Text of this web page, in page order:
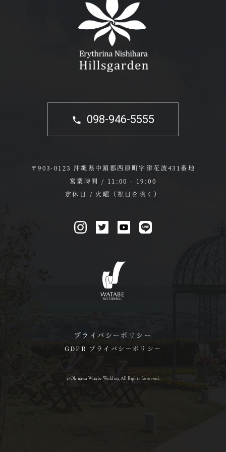
098-946-5555
〒903-0123 沖縄県中頭郡西原町字津花波431番地
営業時間 / 11:00 - 19:00
定休日 / 火曜（祝日を除く）
プライバシーポリシー
GDPR プライバシーポリシー
© Okinawa Watabe Wedding All Rights Reserved.